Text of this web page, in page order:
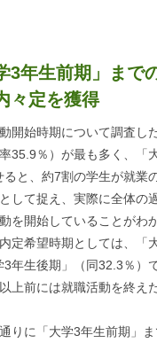
3年生前期」まで
々定を獲得
開始時期について調査し
35.9％）が最も多く、「
ると、約7割の学生が就業
して捉え、実際に全体の
を開始していることがわ
定希望時期としては、「
年生後期」（同32.3％）
上前には就職活動を終え
りに「大学3年生前期」